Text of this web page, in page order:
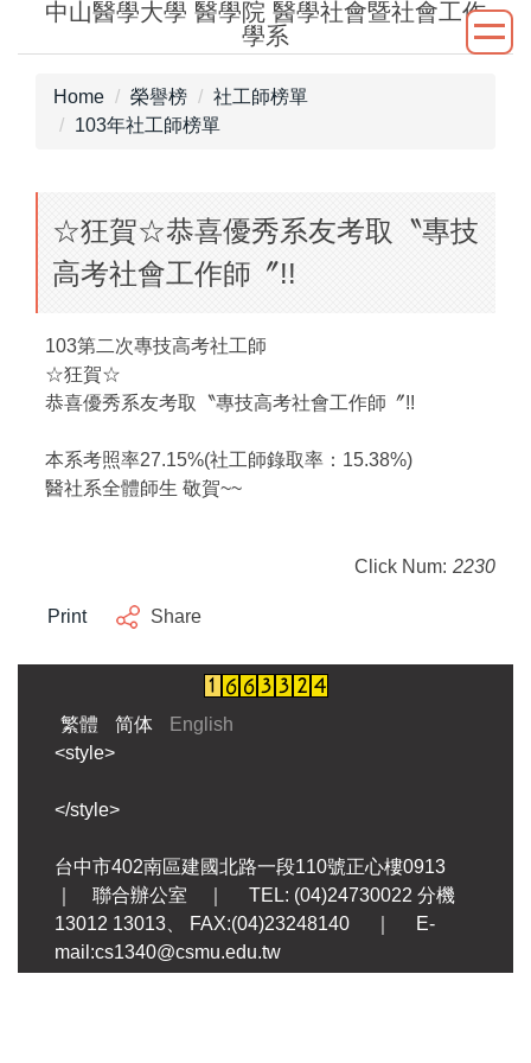
Jump
content
中山醫學大學 醫學院 醫學社會暨社會工作
學系
Home 榮譽榜
社工師榜單
103年社工師榜單
☆狂賀☆恭喜優秀系友考取〝專技
高考社會工作師〞!!
103第二次專技高考社工師
☆狂賀☆
恭喜優秀系友考取〝專技高考社會工作師〞!!
本系考照率27.15%(社工師錄取率：15.38%)
醫社系全體師生 敬賀~~
Click Num: 2230
Print Share
繁體 简体
English
<style>
</style>
台中市402南區建國北路一段110號正心樓0913
｜ 聯合辦公室 ｜ TEL: (04)24730022 分機
13012 13013、 FAX:(04)23248140 ｜ E-
mail:cs1340@csmu.edu.tw